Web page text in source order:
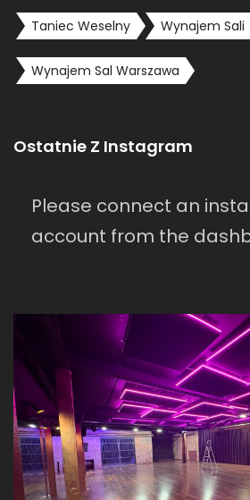
Taniec Weselny Wynajem Sali
Wynajem Sal Warszawa
Ostatnie Z Instagram
Please connect an
account from the